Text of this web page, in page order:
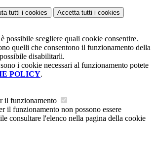
tutti i cookies Accetta tutti i cookies
possibile scegliere quali cookie consentire.
quelli che consentono il funzionamento della
disabilitarli.
i cookie necessari al funzionamento potete
POLICY.
il funzionamento
il funzionamento non possono essere
consultare l'elenco nella pagina della cookie